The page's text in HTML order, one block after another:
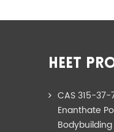
HEET
CAS 315-
Enanthate